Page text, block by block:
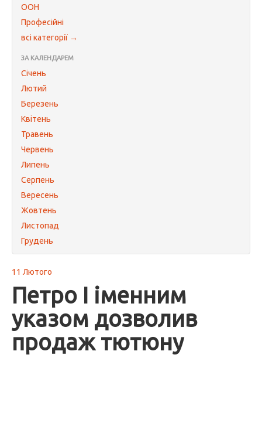
ООН
Професійні
всі категорії →
ЗА КАЛЕНДАРЕМ
Січень
Лютий
Березень
Квітень
Травень
Червень
Липень
Серпень
Вересень
Жовтень
Листопад
Грудень
11 Лютого
Петро I іменним
указом дозволив
продаж тютюну